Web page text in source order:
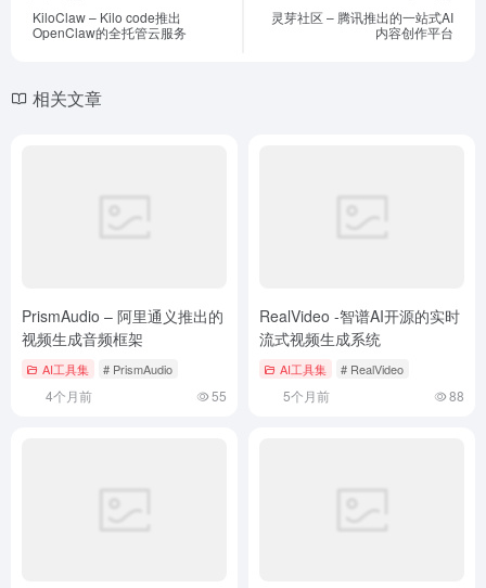
KiloClaw – Kilo code推出
OpenClaw的全托管云服务
灵芽社区 – 腾讯推出的一站式AI
内容创作平台
相关文章
PrismAudio – 阿里通义推出的
视频生成音频框架
AI工具集 # PrismAudio
4个月前 55
RealVideo -智谱AI开源的实时
流式视频生成系统
AI工具集 # RealVideo
5个月前 88